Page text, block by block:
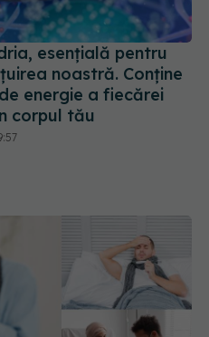
esențială pentru
noastră. Conține
energie a fiecărei
corpul tău